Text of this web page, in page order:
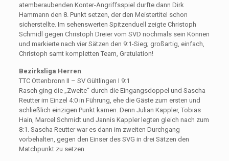
atemberaubenden Konter-Angriffsspiel durfte dann Dirk
Hammann den 8. Punkt setzen, der den Meistertitel schon
sicherstellte. Im sehenswerten Spitzenduell zeigte Christoph
Schmidl gegen Christoph Dreier vom SVD nochmals sein Können
und markierte nach vier Sätzen den 9:1-Sieg; großartig, einfach,
Christoph samt kompletten Team, Gratulation!
Bezirksliga Herren
TTC Ottenbronn II – SV Gültlingen I 9:1
Rasch ging die „Zweite“ durch die Eingangsdoppel und Sascha
Reutter im Einzel 4:0 in Führung, ehe die Gäste zum ersten und
schließlich einzigen Punkt kamen. Denn Julian Kappler, Tobias
Hain, Marcel Schmidt und Jannis Kappler legten gleich nach zum
8:1. Sascha Reutter war es dann im zweiten Durchgang
vorbehalten, gegen den Einser des SVG in drei Sätzen den
Matchpunkt zu setzen.